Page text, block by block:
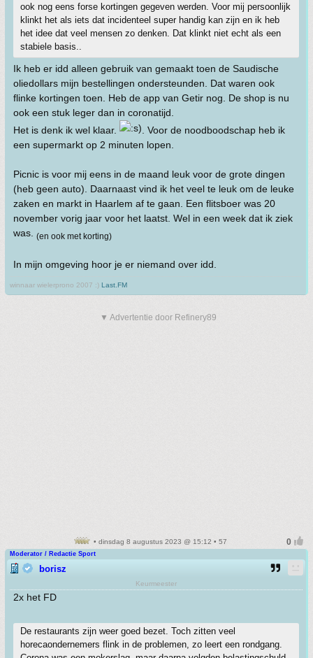
ook nog eens forse kortingen gegeven werden. Voor mij persoonlijk
klinkt het als iets dat incidenteel super handig kan zijn en ik heb
het idee dat veel mensen zo denken. Dat klinkt niet echt als een
stabiele basis..
Ik heb er idd alleen gebruik van gemaakt toen de Saudische
oliedollars mijn bestellingen ondersteunden. Dat waren ook
flinke kortingen toen. Heb de app van Getir nog. De shop is nu
ook een stuk leger dan in coronatijd.
Het is denk ik wel klaar.
. Voor de noodboodschap heb ik
een supermarkt op 2 minuten lopen.
Picnic is voor mij eens in de maand leuk voor de grote dingen
(heb geen auto). Daarnaast vind ik het veel te leuk om de leuke
zaken en markt in Haarlem af te gaan. Een flitsboer was 20
november vorig jaar voor het laatst. Wel in een week dat ik ziek
was. (en ook met korting)
In mijn omgeving hoor je er niemand over idd.
winnaar wielerprono 2007 :) Last.FM
▼ Advertentie door Refinery89
• dinsdag 8 augustus 2023 @ 15:12 • 57
Moderator / Redactie Sport
borisz
Keurmeester
2x het FD
De restaurants zijn weer goed bezet. Toch zitten veel
horecaondernemers flink in de problemen, zo leert een rondgang.